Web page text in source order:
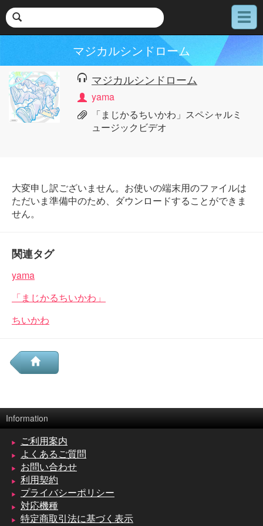
メ
ニ
マジカルシンドローム
マジカルシンドローム
yama
「まじかるちいかわ」スペシャルミ
ュージックビデオ
大変申し訳ございません。お使いの端末用のファイルは
ただいま準備中のため、ダウンロードすることができま
せん。
関連タグ
yama
「まじかるちいかわ」
ちいかわ
Information
ご利用案内
よくあるご質問
お問い合わせ
利用契約
プライバシーポリシー
対応機種
特定商取引法に基づく表示